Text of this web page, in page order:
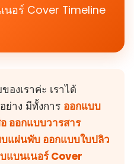
นอร์ Cover Timeline
องเราค่ะ เราได้
ย่าง มีทั้งการ ออกแบบ
ออกแบบวารสาร
แผ่นพับ ออกแบบใบปลิว
แบนเนอร์ Cover